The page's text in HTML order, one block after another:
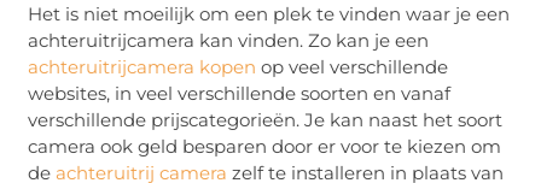
Het is niet moeilijk om een plek te vinden waar je een
achteruitrijcamera kan vinden. Zo kan je een
achteruitrijcamera kopen op veel verschillende
websites, in veel verschillende soorten en vanaf
verschillende prijscategorieën. Je kan naast het soort
camera ook geld besparen door er voor te kiezen om
de achteruitrij camera zelf te installeren in plaats van